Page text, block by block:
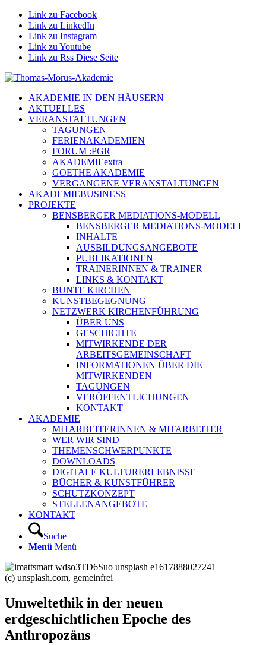
Link zu Facebook
Link zu LinkedIn
Link zu Instagram
Link zu Youtube
Link zu Rss Diese Seite
AKADEMIE IN DEN HÄUSERN
AKTUELLES
VERANSTALTUNGEN
TAGUNGEN
FERIENAKADEMIEN
FORUM :PGR
AKADEMIEextra
GOETHE AKADEMIE
VERGANGENE VERANSTALTUNGEN
AKADEMIEBUSINESS
PROJEKTE
BENSBERGER MEDIATIONS-MODELL
BENSBERGER MEDIATIONS-MODELL
INHALTE
AUSBILDUNGSANGEBOTE
PUBLIKATIONEN
TRAINERINNEN & TRAINER
LINKS & KONTAKT
BUNTE KIRCHEN
KUNSTBEGEGNUNG
NETZWERK KIRCHENFÜHRUNG
ÜBER UNS
GESCHICHTE
MITWIRKENDE DER
ARBEITSGEMEINSCHAFT
INFORMATIONEN ÜBER DIE
MITWIRKENDEN
TAGUNGEN
VERÖFFENTLICHUNGEN
KONTAKT
AKADEMIE
MITARBEITERINNEN & MITARBEITER
WER WIR SIND
THEMENSCHWERPUNKTE
DOWNLOADS
DIGITALE KULTURERLEBNISSE
BÜCHER & KUNSTFÜHRER
SCHUTZKONZEPT
STELLENANGEBOTE
KONTAKT
Suche
Menü Menü
(c) unsplash.com, gemeinfrei
Umweltethik in der neuen
erdgeschichtlichen Epoche des
Anthropozäns